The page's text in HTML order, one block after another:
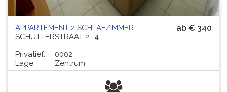
ab € 340
APPARTEMENT 2 SCHLAFZIMMER
SCHUTTERSTRAAT 2 -4
Privatief:
0002
Lage:
Zentrum